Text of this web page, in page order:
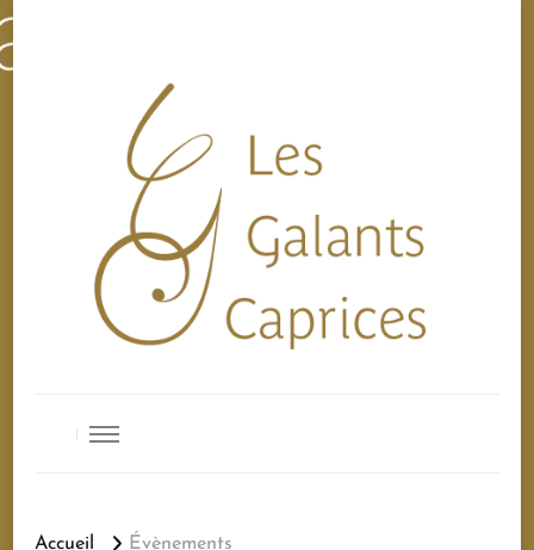
Les Galants Caprices
Accueil Évènements